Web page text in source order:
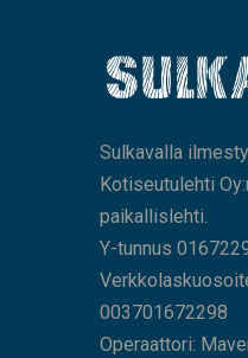
Sulkavalla
Kotiseutulehti
paikallislehti.
Y-tunnus
003701672298
Operaattori: